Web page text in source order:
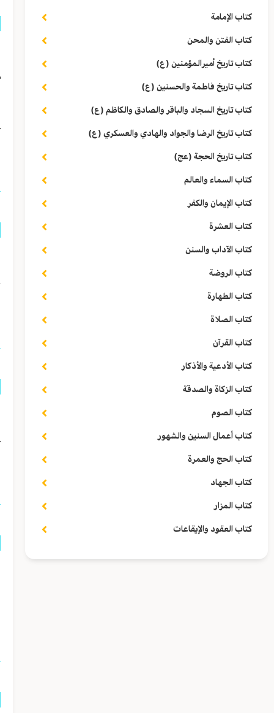
كتاب الإمامة
كتاب الفتن والمحن
كتاب تاريخ أميرالمؤمنين (ع)
كتاب تاريخ فاطمة والحسنين (ع)
كتاب تاريخ السجاد والباقر والصادق والكاظم (ع)
كتاب تاريخ الرضا والجواد والهادي والعسكري (ع)
كتاب تاريخ الحجة (عج)
كتاب السماء والعالم
كتاب الإيمان والكفر
كتاب العشرة
كتاب الآداب والسنن
كتاب الروضة
كتاب الطهارة
كتاب الصلاة
كتاب القرآن
كتاب الأدعية والأذكار
كتاب الزكاة والصدقة
كتاب الصوم
كتاب أعمال السنين والشهور
كتاب الحج والعمرة
كتاب الجهاد
كتاب المزار
كتاب العقود والإيقاعات